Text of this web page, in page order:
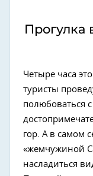
Прогулка
Четыре часа
туристы
полюбоваться
гор. А в самом
«жемчужиной
насладиться